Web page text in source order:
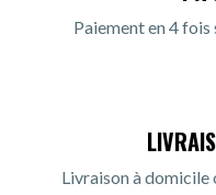
Paiement en 4
Livraison à domicile